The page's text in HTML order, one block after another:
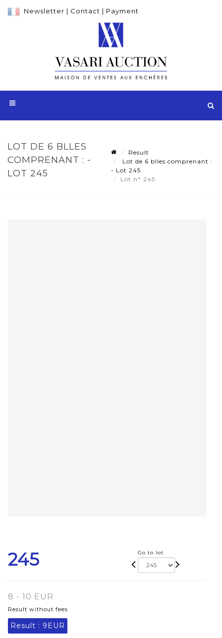
Newsletter | Contact | Payment
LOT DE 6 BLLES
COMPRENANT : -
LOT 245
Result
Lot de 6 blles comprenant :
- Lot 245
Lot n° 245
245 Go to lot
8 - 10 EUR
Result without fees
Result : 9EUR